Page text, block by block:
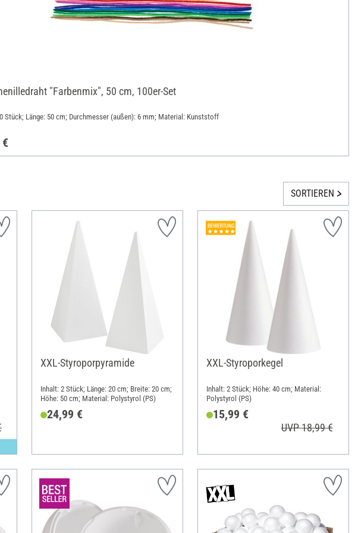
"Farbenmix", 50 cm, 100er-Set
Stück; Länge: 50 cm; Durchmesser (außen): 6 mm; Material: Kunststoff
SORTIEREN
XXL-Styroporpyramide
Inhalt: 2 Stück; Länge: 20 cm; Breite: 20 cm;
Höhe: 50 cm; Material: Polystyrol (PS)
24,99 €
XXL-Styroporkegel
Inhalt: 2 Stück; Höhe: 40 cm; Material:
Polystyrol (PS)
15,99 €
UVP 18,99 €